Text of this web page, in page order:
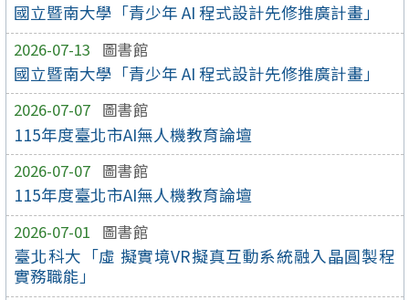
國立暨南大學「青少年 AI 程式設計先修推廣計畫」
2026-07-13 圖書館
國立暨南大學「青少年 AI 程式設計先修推廣計畫」
2026-07-07 圖書館
115年度臺北市AI無人機教育論壇
2026-07-07 圖書館
115年度臺北市AI無人機教育論壇
2026-07-01 圖書館
臺北科大「虛 擬實境VR擬真互動系統融入晶圓製程
實務職能」